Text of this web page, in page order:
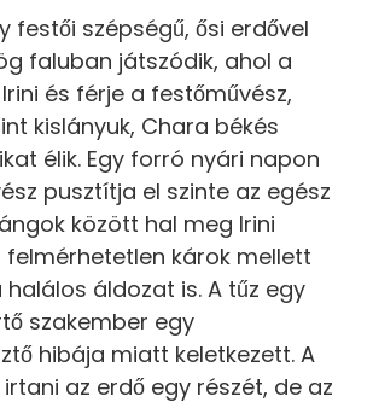
festői szépségű, ősi erdővel
faluban játszódik, ahol a
és férje a festőművész,
kislányuk, Chara békés
élik. Egy forró nyári napon
pusztítja el szinte az egész
között hal meg Irini
felmérhetetlen károk mellett
áldozat is. A tűz egy
szakember egy
hibája miatt keletkezett. A
az erdő egy részét, de az